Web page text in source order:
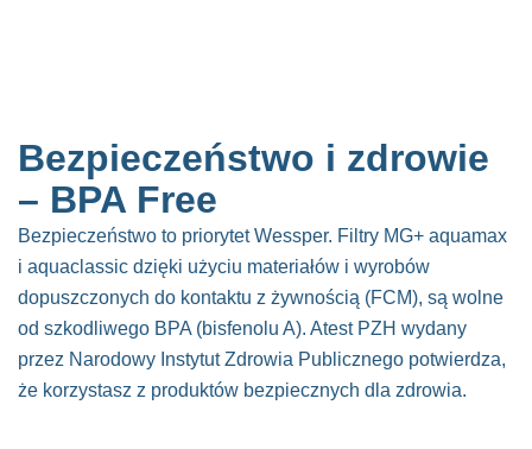
Bezpieczeństwo i zdrowie
– BPA Free
Bezpieczeństwo to priorytet Wessper. Filtry MG+ aquamax
i aquaclassic dzięki użyciu materiałów i wyrobów
dopuszczonych do kontaktu z żywnością (FCM), są wolne
od szkodliwego BPA (bisfenolu A). Atest PZH wydany
przez Narodowy Instytut Zdrowia Publicznego potwierdza,
że korzystasz z produktów bezpiecznych dla zdrowia.